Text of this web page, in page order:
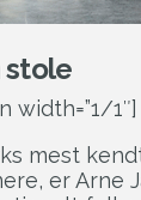
stole
width=”1/1″]
mest
er Arne